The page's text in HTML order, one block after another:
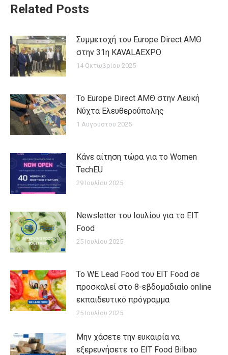
Related Posts
Συμμετοχή του Europe Direct ΑΜΘ
στην 31η KAVALAEXPO
14 Οκτωβρίου 2025
Το Europe Direct ΑΜΘ στην Λευκή
Νύχτα Ελευθερούπολης
1 Αυγούστου 2025
Κάνε αίτηση τώρα για το Women
TechEU
29 Ιουλίου 2025
Newsletter του Ιουλίου για το EIT
Food
25 Ιουλίου 2025
Το WE Lead Food του EIT Food σε
προσκαλεί στο 8-εβδομαδιαίο online
εκπαιδευτικό πρόγραμμα
25 Ιουλίου 2025
Μην χάσετε την ευκαιρία να
εξερευνήσετε το EIT Food Bilbao